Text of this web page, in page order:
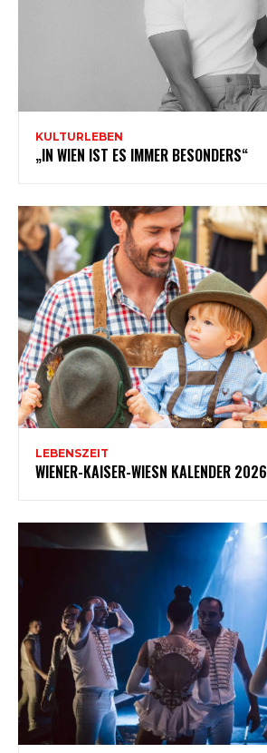
KULTURLEBEN
„IN WIEN IST ES IMMER BESONDERS“
LEBENSZEIT
WIENER-KAISER-WIESN KALENDER 2026